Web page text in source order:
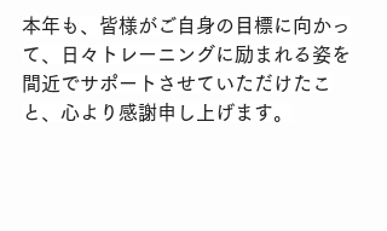
​本年も、皆様がご自身の目標に向かっ
て、日々トレーニングに励まれる姿を
間近でサポートさせていただけたこ
と、心より感謝申し上げます。